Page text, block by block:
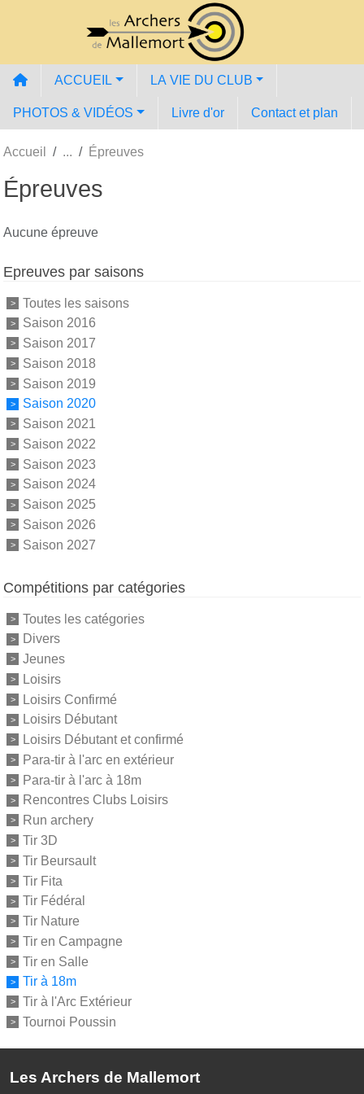
ACCUEIL LA VIE DU CLUB
PHOTOS & VIDÉOS Livre d'or Contact et plan
Accueil Épreuves
Épreuves
Aucune épreuve
Epreuves par saisons
Toutes les saisons
Saison 2016
Saison 2017
Saison 2018
Saison 2019
Saison 2020
Saison 2021
Saison 2022
Saison 2023
Saison 2024
Saison 2025
Saison 2026
Saison 2027
Compétitions par catégories
Toutes les catégories
Divers
Jeunes
Loisirs
Loisirs Confirmé
Loisirs Débutant
Loisirs Débutant et confirmé
Para-tir à l'arc en extérieur
Para-tir à l'arc à 18m
Rencontres Clubs Loisirs
Run archery
Tir 3D
Tir Beursault
Tir Fita
Tir Fédéral
Tir Nature
Tir en Campagne
Tir en Salle
Tir à 18m
Tir à l'Arc Extérieur
Tournoi Poussin
Les Archers de Mallemort